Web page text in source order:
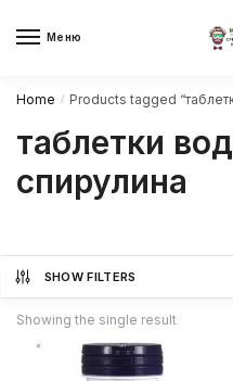
Меню
Home / Products tagged
таблетки
спирулина
SHOW FILTERS
Showing the single result